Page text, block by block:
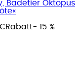
Badetier Oktopus
Rabatt- 15 %